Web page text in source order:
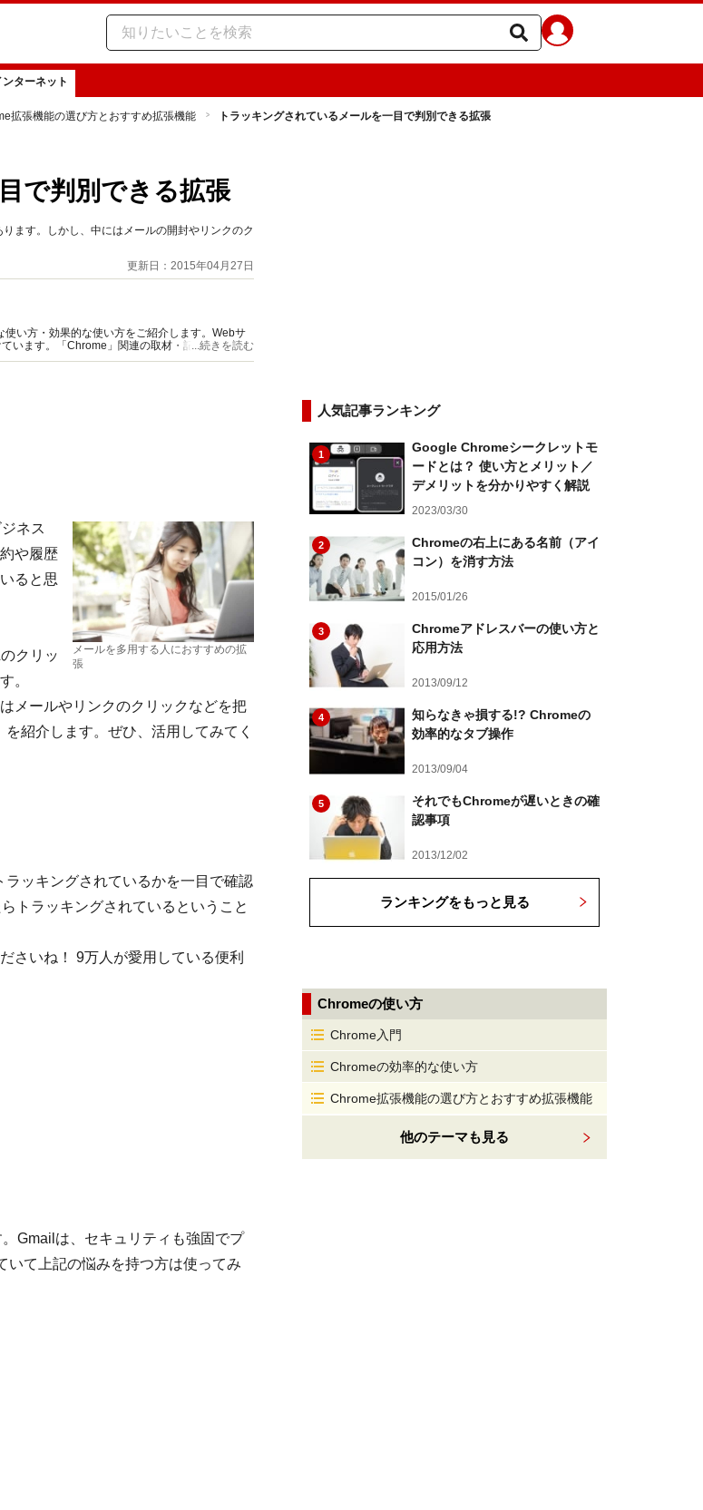
ンターネット
拡張機能の選び方とおすすめ拡張機能 トラッキングされているメールを一目で判別できる拡張
で判別できる拡張
ます。しかし、中にはメールの開封やリンクのク
更新日：2015年04月27日
い方・効果的な使い方をご紹介します。Webサ
います。「Chrome」関連の取材・記事執筆、お
...続きを読む
メールを多用する人におすすめの拡
張
ネス
や履歴
ると思
クリッ
。
メールやリンクのクリックなどを把
紹介します。ぜひ、活用してみてく
ッキングされているかを一目で確認
トラッキングされているということ
さいね！ 9万人が愛用している便利
Gmailは、セキュリティも強固でプ
いて上記の悩みを持つ方は使ってみ
人気記事ランキング
1
Google Chromeシークレットモ
ードとは？ 使い方とメリット／
デメリットを分かりやすく解説
2023/03/30
2
Chromeの右上にある名前（アイ
コン）を消す方法
2015/01/26
3
Chromeアドレスバーの使い方と
応用方法
2013/09/12
4
知らなきゃ損する!? Chromeの
効率的なタブ操作
2013/09/04
5
それでもChromeが遅いときの確
認事項
2013/12/02
ランキングをもっと見る
Chromeの使い方
Chrome入門
Chromeの効率的な使い方
Chrome拡張機能の選び方とおすすめ拡張機能
他のテーマも見る